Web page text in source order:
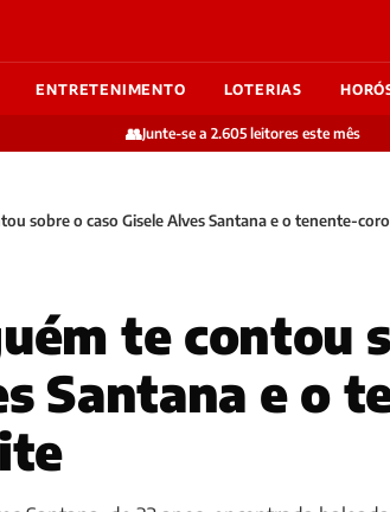
ENTRETENIMENTO LOTERIAS
👥Junte-se a 2.605 leitores este mês
sobre o caso Gisele Alves Santana e o tenente-
te contou
Santana e o